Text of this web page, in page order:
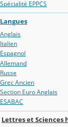
Spécialité EPPCS
Langues
Anglais
Italien
Espagnol
Allemand
Russe
Grec Ancien
Section Euro Anglais
ESABAC
Lettres et Sciences